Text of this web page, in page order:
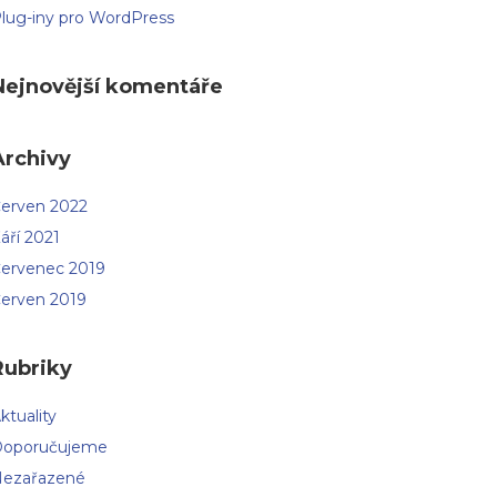
iny pro WordPress
komentáře
2022
2021
2019
2019